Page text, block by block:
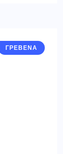
ΓΡΕΒΕΝΑ